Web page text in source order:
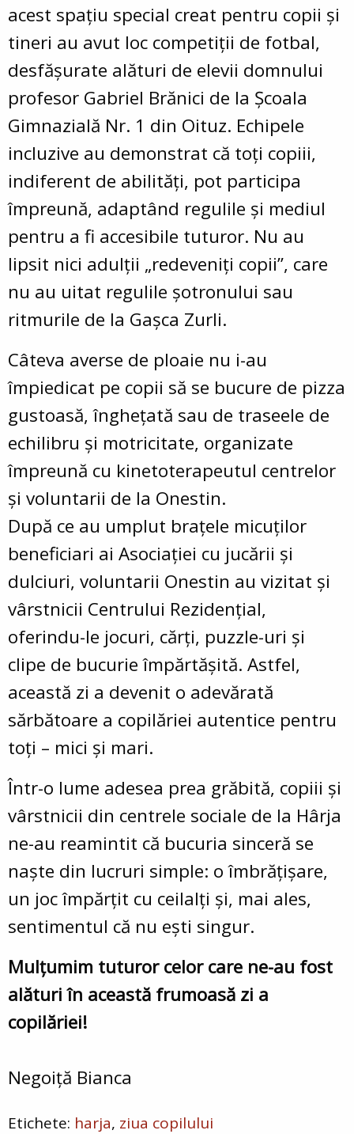
acest spațiu special creat pentru copii și
tineri au avut loc competiții de fotbal,
desfășurate alături de elevii domnului
profesor Gabriel Brănici de la Școala
Gimnazială Nr. 1 din Oituz. Echipele
incluzive au demonstrat că toți copiii,
indiferent de abilități, pot participa
împreună, adaptând regulile și mediul
pentru a fi accesibile tuturor. Nu au
lipsit nici adulții „redeveniți copii”, care
nu au uitat regulile șotronului sau
ritmurile de la Gașca Zurli.
Câteva averse de ploaie nu i-au
împiedicat pe copii să se bucure de pizza
gustoasă, înghețată sau de traseele de
echilibru și motricitate, organizate
împreună cu kinetoterapeutul centrelor
și voluntarii de la Onestin.
După ce au umplut brațele micuților
beneficiari ai Asociației cu jucării și
dulciuri, voluntarii Onestin au vizitat și
vârstnicii Centrului Rezidențial,
oferindu-le jocuri, cărți, puzzle-uri și
clipe de bucurie împărtășită. Astfel,
această zi a devenit o adevărată
sărbătoare a copilăriei autentice pentru
toți – mici și mari.
Într-o lume adesea prea grăbită, copiii și
vârstnicii din centrele sociale de la Hârja
ne-au reamintit că bucuria sinceră se
naște din lucruri simple: o îmbrățișare,
un joc împărțit cu ceilalți și, mai ales,
sentimentul că nu ești singur.
Mulțumim tuturor celor care ne-au fost
alături în această frumoasă zi a
copilăriei!
Negoiță Bianca
harja ziua copilului